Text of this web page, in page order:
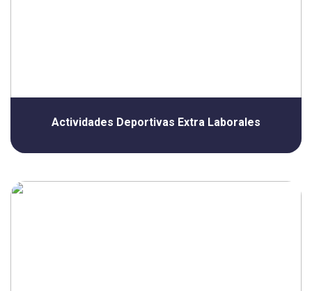
Actividades Deportivas Extra Laborales